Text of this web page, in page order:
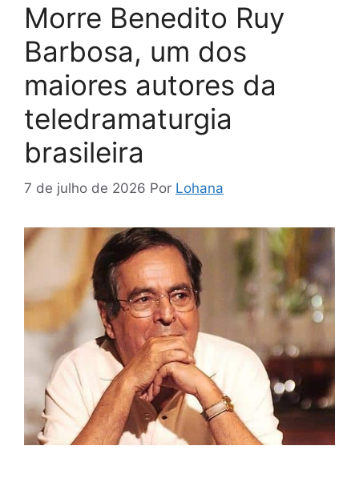
Morre Benedito Ruy
Barbosa, um dos
maiores autores da
teledramaturgia
brasileira
7 de julho de 2026 Por Lohana